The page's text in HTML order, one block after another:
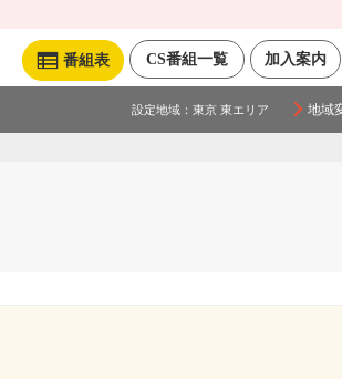
加入案内
CS番組一覧
番組表
設定地域： 東京 東エリア 地域